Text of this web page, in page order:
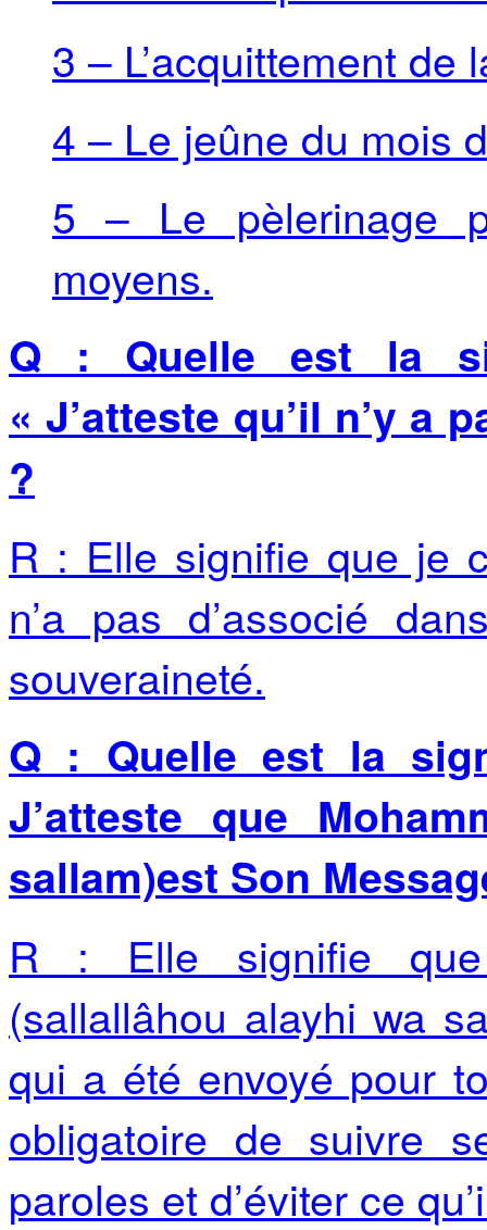
3 – L’acquittement
4 – Le jeûne du mois
5 – Le pèlerinage
moyens.
Q : Quelle est la
« J’atteste qu’il n’y a
?
R : Elle signifie que je
n’a pas d’associé
souveraineté.
Q : Quelle est la
J’atteste que
sallam)est Son
R : Elle signifie
(sallallâhou alayhi wa
qui a été envoyé pour
obligatoire de suivre
paroles et d’éviter ce